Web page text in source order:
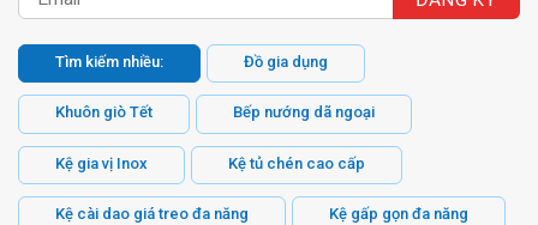
Tìm kiếm nhiều: Đồ gia dụng
Khuôn giò Tết Bếp nướng dã ngoại
Kệ gia vị Inox Kệ tủ chén cao cấp
Kệ cài dao giá treo đa năng Kệ gấp gọn đa năng